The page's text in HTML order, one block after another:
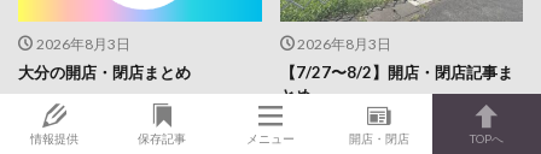
2026年8月3日
大分の開店・閉店まとめ
2026年8月3日
【7/27〜8/2】開店・閉店記事ま
とめ
情報提供 保存記事 メニュー 開店・閉店 TOPへ